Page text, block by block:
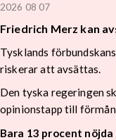
2026 08 07
Friedrich Merz kan
Tysklands
riskerar att avsättas.
Den tyska regeringen
opinionstapp till
Bara 13 procent nöjda